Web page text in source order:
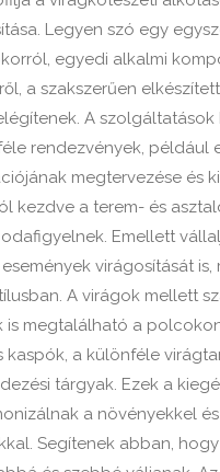
Legyen szó egy
egyedi alkalmi
a szakszerűen
A
rendezvények, például
megtervezése és
kezdve a terem- és
Emellett
virágosítását is,
A virágok mellett
is megtalálható a
kaspók, a különféle
tárgyak. Ezek a
a növényekkel és
Segítenek abban,